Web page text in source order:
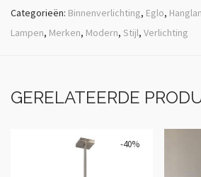
Categorieën: Binnenverlichting, Eglo,
Lampen, Merken, Modern, Stijl, Verlichting
GERELATEERDE
-40%